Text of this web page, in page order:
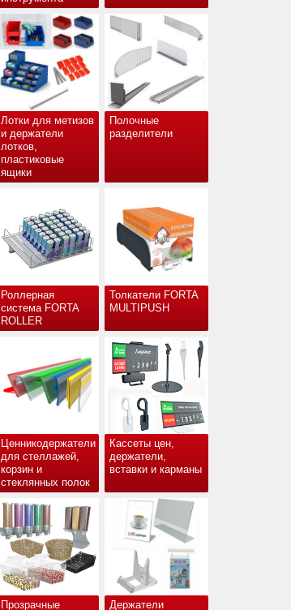
Лотки для метизов
и держатели
лотков,
пластиковые
ящики
Полочные
разделители
Роллерная
система FORTA
ROLLER
Толкатели FORTA
MULTIPUSH
Ценникодержатели
для стеллажей,
корзин и
стеклянных полок
Кассеты цен,
держатели,
вставки и карманы
Прозрачные Держатели